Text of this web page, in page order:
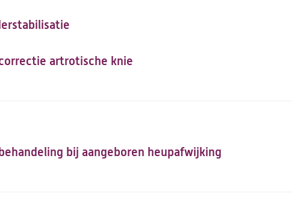
artrotische knie
bij aangeboren heupafwijking